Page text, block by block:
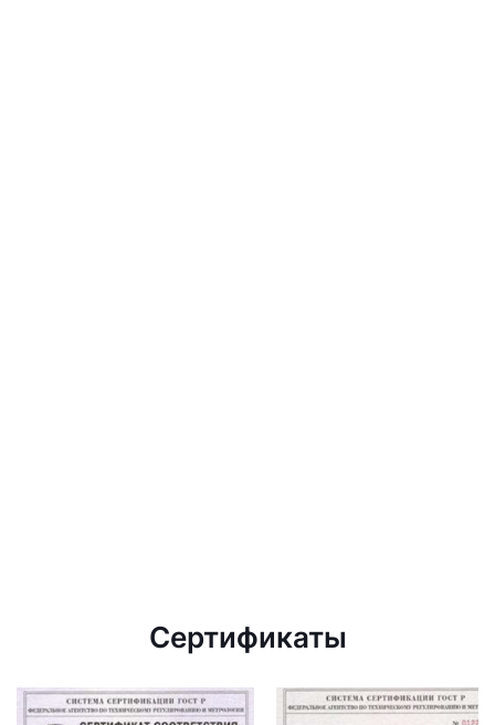
Сертификаты